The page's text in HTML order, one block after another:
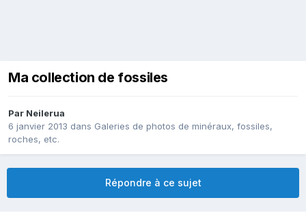
Ma collection de fossiles
Par Neilerua
6 janvier 2013 dans Galeries de photos de minéraux, fossiles,
roches, etc.
Répondre à ce sujet